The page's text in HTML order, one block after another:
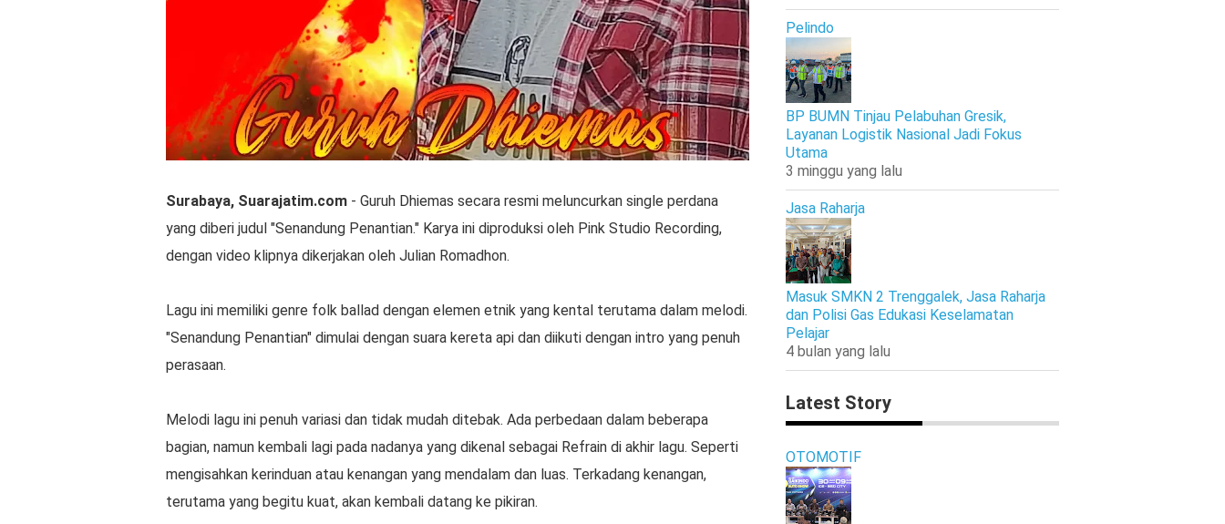
Surabaya, Suarajatim.com - Guruh Dhiemas secara resmi meluncurkan single perdana
yang diberi judul "Senandung Penantian." Karya ini diproduksi oleh Pink Studio Recording,
dengan video klipnya dikerjakan oleh Julian Romadhon.
Lagu ini memiliki genre folk ballad dengan elemen etnik yang kental terutama dalam melodi.
"Senandung Penantian" dimulai dengan suara kereta api dan diikuti dengan intro yang penuh
perasaan.
Melodi lagu ini penuh variasi dan tidak mudah ditebak. Ada perbedaan dalam beberapa
bagian, namun kembali lagi pada nadanya yang dikenal sebagai Refrain di akhir lagu. Seperti
mengisahkan kerinduan atau kenangan yang mendalam dan luas. Terkadang kenangan,
terutama yang begitu kuat, akan kembali datang ke pikiran.
Pelindo
BP BUMN Tinjau Pelabuhan Gresik,
Layanan Logistik Nasional Jadi Fokus
Utama
3 minggu yang lalu
Jasa Raharja
Masuk SMKN 2 Trenggalek, Jasa Raharja
dan Polisi Gas Edukasi Keselamatan
Pelajar
4 bulan yang lalu
Latest Story
OTOMOTIF